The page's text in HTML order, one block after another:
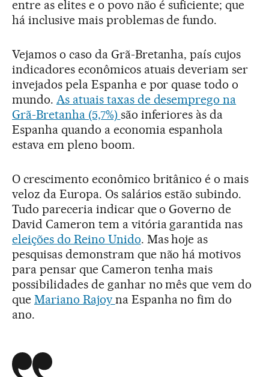
entre as elites e o povo não é suficiente; que
há inclusive mais problemas de fundo.
Vejamos o caso da Grã-Bretanha, país cujos
indicadores econômicos atuais deveriam ser
invejados pela Espanha e por quase todo o
mundo. As atuais taxas de desemprego na
Grã-Bretanha (5,7%) são inferiores às da
Espanha quando a economia espanhola
estava em pleno boom.
O crescimento econômico britânico é o mais
veloz da Europa. Os salários estão subindo.
Tudo pareceria indicar que o Governo de
David Cameron tem a vitória garantida nas
eleições do Reino Unido. Mas hoje as
pesquisas demonstram que não há motivos
para pensar que Cameron tenha mais
possibilidades de ganhar no mês que vem do
que Mariano Rajoy na Espanha no fim do
ano.